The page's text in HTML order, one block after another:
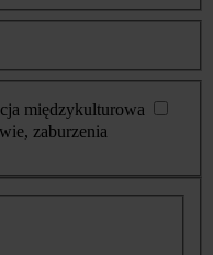
międzykulturowa
zaburzenia